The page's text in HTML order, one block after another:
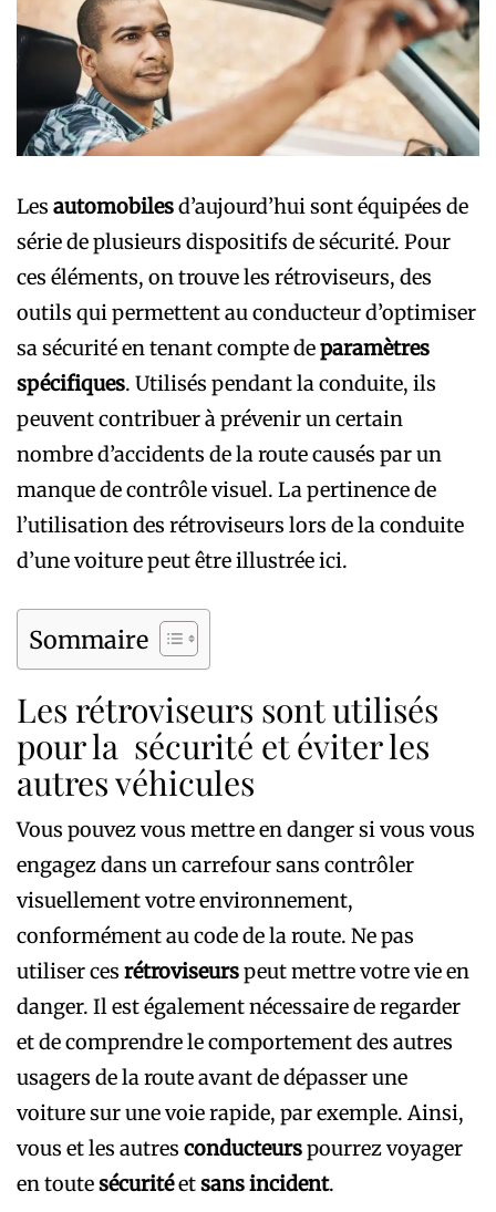
Les automobilesd’aujourd’hui sont équipées de
série de plusieurs dispositifs de sécurité. Pour
ces éléments, on trouve les rétroviseurs, des
outils qui permettent au conducteur d’optimiser
sa sécurité en tenant compte deparamètres
spécifiques. Utilisés pendant la conduite, ils
peuvent contribuer à prévenir un certain
nombre d’accidents de la route causés par un
manque de contrôle visuel. La pertinence de
l’utilisation des rétroviseurs lors de la conduite
d’une voiture peut être illustrée ici.
Sommaire
Les rétroviseurs sont utilisés
pour la sécurité et éviter les
autres véhicules
Vous pouvez vous mettre en danger si vous vous
engagez dans un carrefour sans contrôler
visuellement votre environnement,
conformément au code de la route. Ne pas
utiliser ces rétroviseurspeut mettre votre vie en
danger. Il est également nécessaire de regarder
et de comprendre le comportement des autres
usagers de la route avant de dépasser une
voiture sur une voie rapide, par exemple. Ainsi,
vous et les autres conducteurspourrez voyager
en toutesécuritéetsans incident.